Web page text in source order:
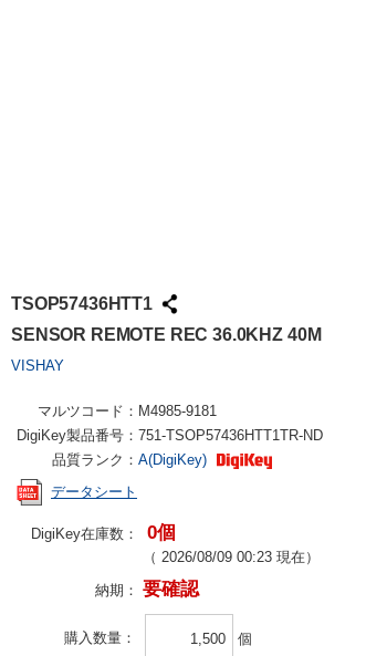
TSOP57436HTT1
SENSOR REMOTE REC 36.0KHZ 40M
VISHAY
マルツコード： M4985-9181
DigiKey製品番号： 751-TSOP57436HTT1TR-ND
品質ランク： A(DigiKey)
データシート
DigiKey在庫数： 0個
（ 2026/08/09 00:23 現在）
納期： 要確認
購入数量 個